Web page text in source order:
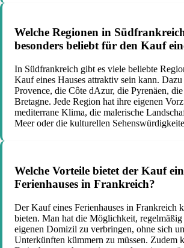
Welche Regionen in
besonders beliebt für den Kauf
In Südfrankreich gibt es viele beliebte
Kauf eines Hauses attraktiv sein kann.
Provence, die Côte dAzur, die Pyrenäen,
Bretagne. Jede Region hat ihre eigenen
mediterrane Klima, die malerische
Meer oder die kulturellen
Welche Vorteile bietet der Kauf
Ferienhauses in Frankreich?
Der Kauf eines Ferienhauses in Frankreich
bieten. Man hat die Möglichkeit,
eigenen Domizil zu verbringen, ohne sich
Unterkünften kümmern zu müssen. Zudem